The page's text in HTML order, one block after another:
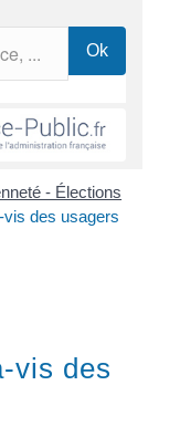
- Élections
des usagers
vis des